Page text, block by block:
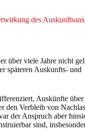
des
über viele Jahre nicht
späteren Auskunfts- und
Auskünfte über
den Verbleib von
der Anspruch aber
sind,